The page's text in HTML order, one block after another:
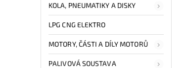
KOLA, PNEUMATIKY A DISKY
LPG CNG ELEKTRO
MOTORY, ČÁSTI A DÍLY MOTORŮ
PALIVOVÁ SOUSTAVA